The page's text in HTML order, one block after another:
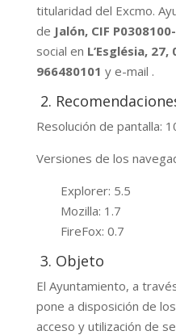
titularidad del Excmo.
de Jalón, CIF
social en L’Església,
966480101 y e-mail .
2.
Resolución de pantalla:
Versiones de los
Explorer: 5.5
Mozilla: 1.7
FireFox: 0.7
3. Objeto
El Ayuntamiento, a
pone a disposición de
acceso y utilización de